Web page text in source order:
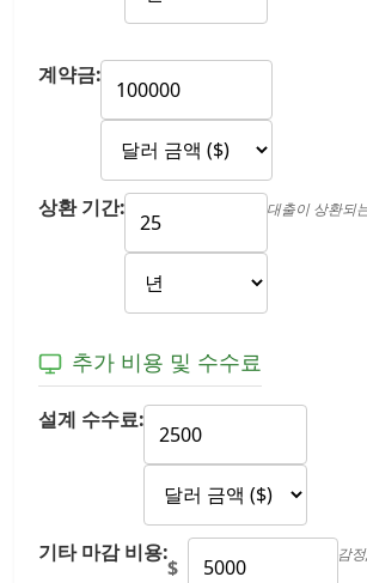
계약금:
상환 기간: 대출이 상환되
추가 비용 및 수수료
설계 수수료:
기타 마감 비용:
$
감